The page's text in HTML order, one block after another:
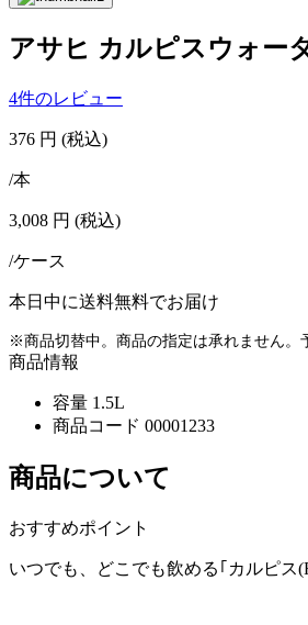
アサヒ カルピスウォー
4件のレビュー
376 円 (税込)
/本
3,008 円 (税込)
/ケース
本日中に送料無料でお届け
※商品切替中。商品の指定は承れません。
商品情報
容量 1.5L
商品コード 00001233
商品について
おすすめポイント
いつでも、どこでも飲める｢カルピス